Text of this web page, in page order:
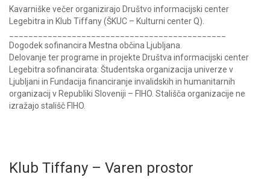
Kavarniške večer organizirajo Društvo informacijski center
Legebitra in Klub Tiffany (ŠKUC – Kulturni center Q).
Dogodek sofinancira Mestna občina Ljubljana.
Delovanje ter programe in projekte Društva informacijski center
Legebitra sofinancirata: Študentska organizacija univerze v
Ljubljani in Fundacija financiranje invalidskih in humanitarnih
organizacij v Republiki Sloveniji – FIHO. Stališča organizacije ne
izražajo stališč FIHO.
Klub Tiffany – Varen prostor